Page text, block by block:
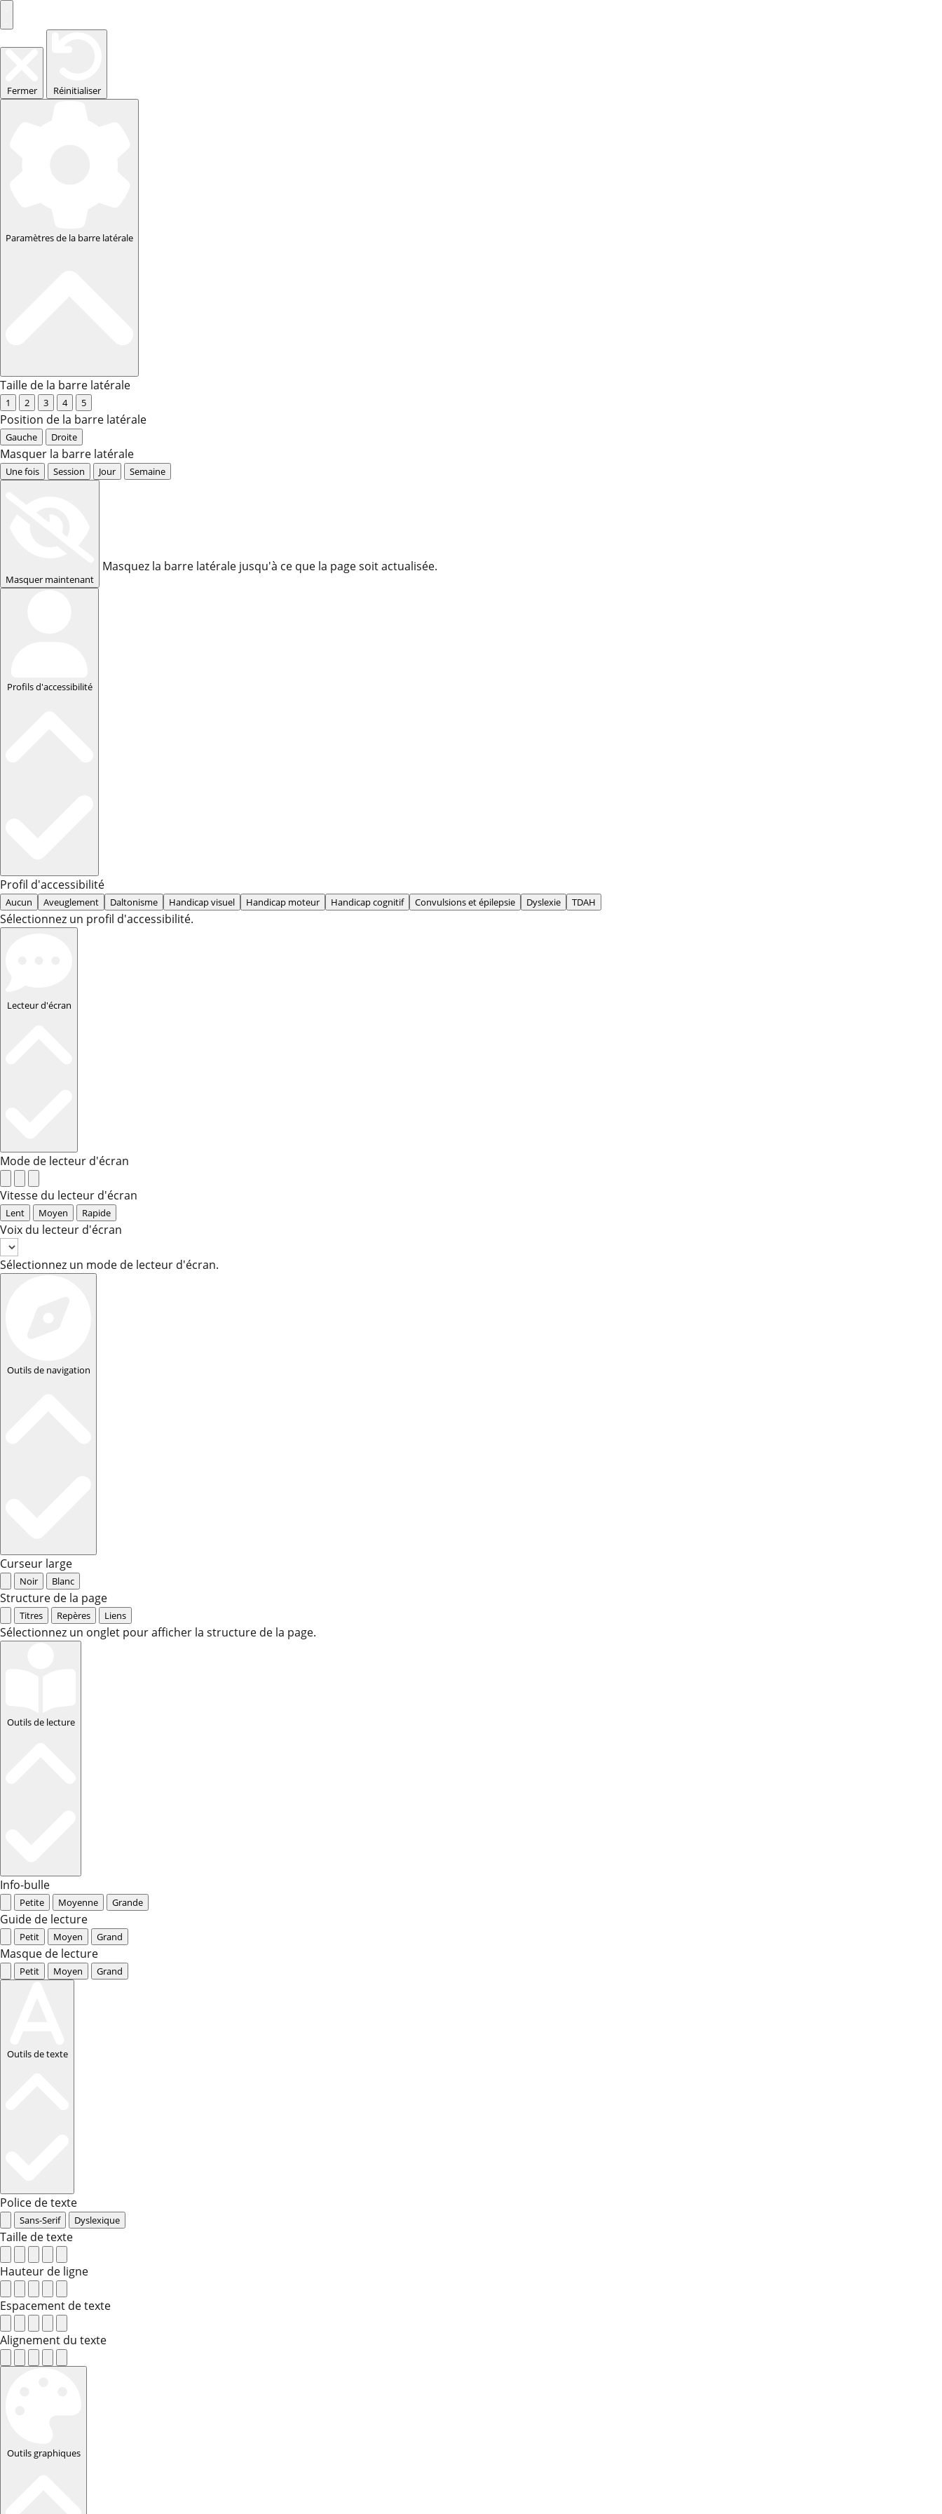
Fermer Réinitialiser
Paramètres de la barre latérale
Taille de la barre latérale
1 2 3 4 5
Position de la barre latérale
Gauche Droite
Masquer la barre latérale
Une fois Session Jour Semaine
Masquer maintenant
Masquez la barre latérale jusqu'à ce que la page soit actualisée.
Profils d'accessibilité
Profil d'accessibilité
Aucun Aveuglement Daltonisme Handicap visuel Handicap moteur Handicap cognitif Convulsions et épilepsie Dyslexie TDAH
Sélectionnez un profil d'accessibilité.
Lecteur d'écran
Mode de lecteur d'écran
Vitesse du lecteur d'écran
Lent Moyen Rapide
Voix du lecteur d'écran
Sélectionnez un mode de lecteur d'écran.
Outils de navigation
Curseur large
Noir Blanc
Structure de la page
Titres Repères Liens
Sélectionnez un onglet pour afficher la structure de la page.
Outils de lecture
Info-bulle
Petite Moyenne Grande
Guide de lecture
Petit Moyen Grand
Masque de lecture
Petit Moyen Grand
Outils de texte
Police de texte
Sans-Serif Dyslexique
Taille de texte
Hauteur de ligne
Espacement de texte
Alignement du texte
Outils graphiques